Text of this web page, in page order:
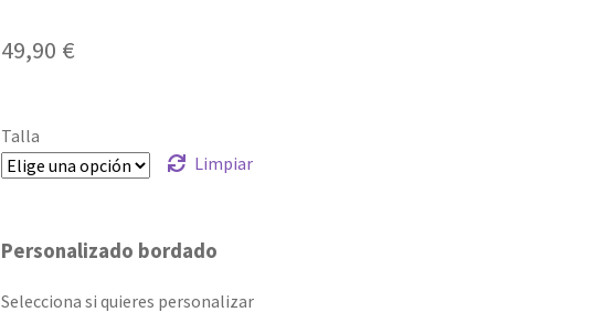
49,90 €
Talla
Limpiar
Personalizado bordado
Selecciona si quieres personalizar